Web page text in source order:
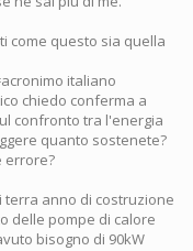
come questo sia quella
italiano
chiedo conferma a
confronto tra l'energia
quanto sostenete?
errore?
terra anno di costruzione
delle pompe di calore
bisogno di 90kW